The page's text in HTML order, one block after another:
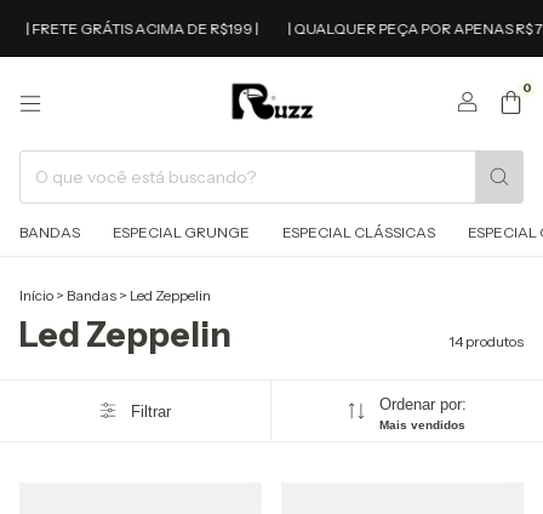
| FRETE GRÁTIS ACIMA DE R$199 | | QUALQUER PEÇA POR APENAS R$
0
BANDAS ESPECIAL GRUNGE ESPECIAL CLÁSSICAS ESPECIAL
Início > Bandas > Led Zeppelin
Led Zeppelin 14 produtos
Filtrar Ordenar por:
Mais vendidos